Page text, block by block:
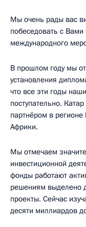
Мы очень рады вас
побеседовать с Вами
международного
В прошлом году мы
установления
что все эти годы
поступательно.
партнёром в
Африки.
Мы отмечаем
инвестиционной
фонды работают
решениям выделено
проекты. Сейчас
десяти миллиардов